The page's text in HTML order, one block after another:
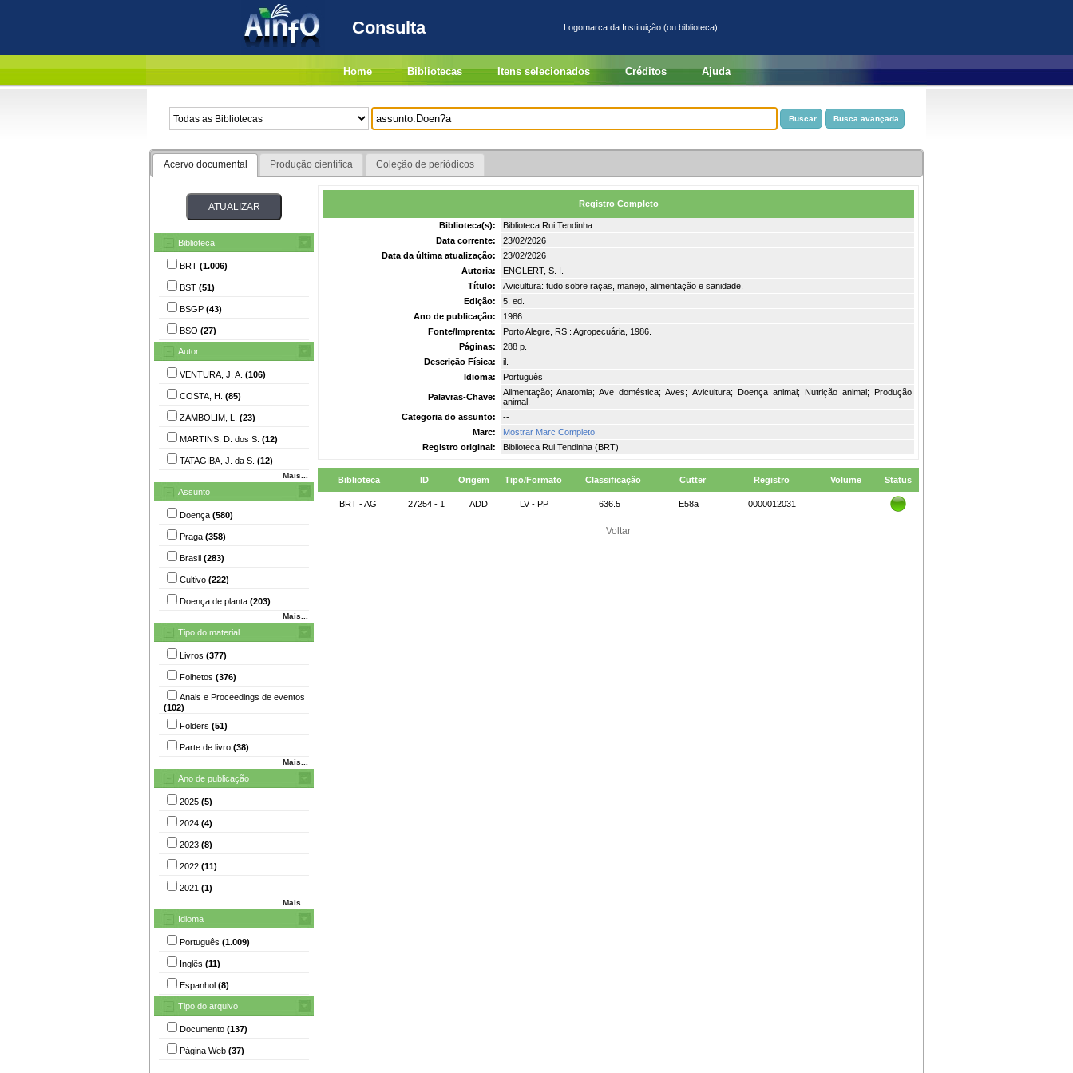
Consulta Logomarca da Instituição (ou biblioteca)
Home Bibliotecas Itens selecionados Créditos Ajuda
Acervo documental Produção científica Coleção de periódicos
Biblioteca
BRT (1.006)
BST (51)
BSGP (43)
BSO (27)
Autor
VENTURA, J. A. (106)
COSTA, H. (85)
ZAMBOLIM, L. (23)
MARTINS, D. dos S. (12)
TATAGIBA, J. da S. (12)
Mais...
Assunto
Doença (580)
Praga (358)
Brasil (283)
Cultivo (222)
Doença de planta (203)
Mais...
Tipo do material
Livros (377)
Folhetos (376)
Anais e Proceedings de eventos
(102)
Folders (51)
Parte de livro (38)
Mais...
Ano de publicação
2025 (5)
2024 (4)
2023 (8)
2022 (11)
2021 (1)
Mais...
Idioma
Português (1.009)
Inglês (11)
Espanhol (8)
Tipo do arquivo
Documento (137)
Página Web (37)
Registro Completo
Biblioteca(s):
Biblioteca Rui Tendinha.
Data corrente:
23/02/2026
Data da última atualização:
23/02/2026
Autoria:
ENGLERT, S. I.
Título:
Avicultura: tudo sobre raças, manejo, alimentação e sanidade.
Edição:
5. ed.
Ano de publicação:
1986
Fonte/Imprenta:
Porto Alegre, RS : Agropecuária, 1986.
Páginas:
288 p.
Descrição Física:
il.
Idioma:
Português
Palavras-Chave:
Alimentação; Anatomia; Ave doméstica; Aves; Avicultura; Doença animal; Nutrição animal; Produção
animal.
Categoria do assunto:
--
Marc:
Mostrar Marc Completo
Registro original:
Biblioteca Rui Tendinha (BRT)
Biblioteca ID Origem Tipo/Formato Classificação Cutter Registro Volume Status
BRT - AG 27254 - 1 ADD LV - PP 636.5 E58a 0000012031
Voltar